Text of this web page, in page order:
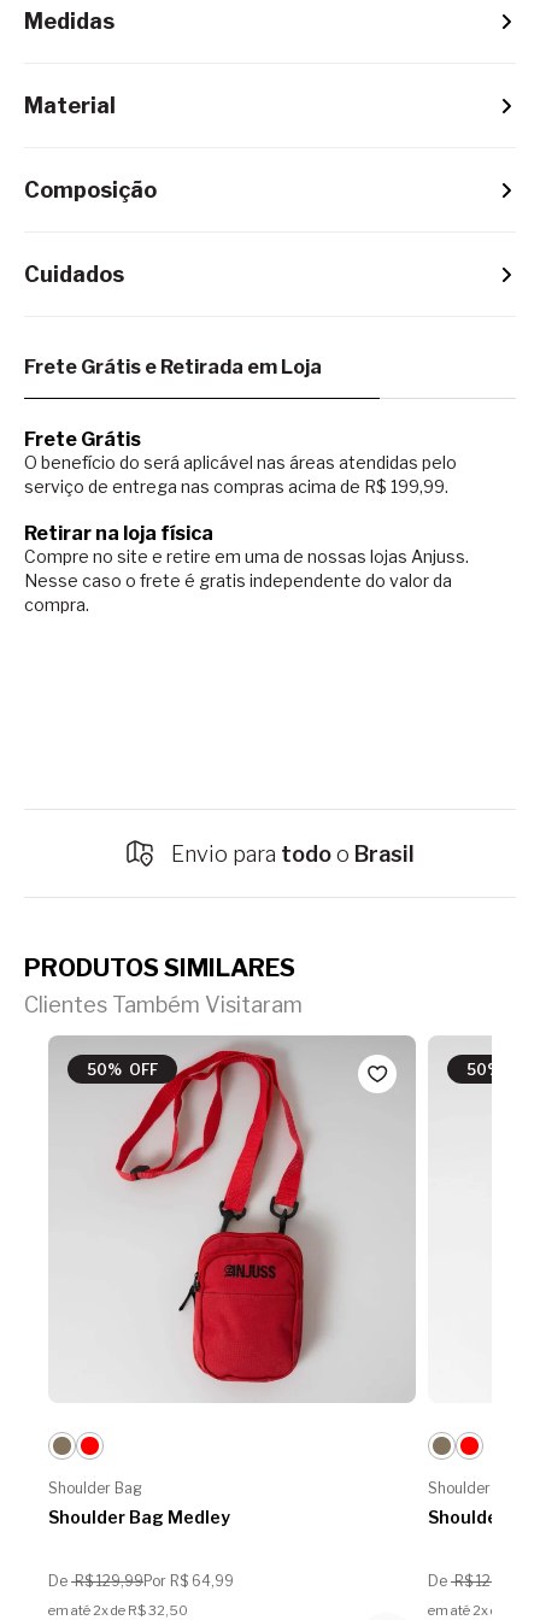
Material
Composição
Cuidados
Medidas
Frete Grátis e Retirada em Loja
Frete Grátis
O benefício do será aplicável nas áreas atendidas pelo
serviço de entrega nas compras acima de R$ 199,99.
Retirar na loja física
Compre no site e retire em uma de nossas lojas Anjuss.
Nesse caso o frete é gratis independente do valor da
compra.
Envio para todoo Brasil
PRODUTOS SIMILARES
Clientes Também Visitaram
50% OFF
Shoulder Bag
Shoulder Bag Medley
De R$ 129,99Por R$ 64,99
em até 2x de R$ 32,50
50% OFF
Shoulder Bag
Shoulder
De R$ 129,99
em até 2x de R$